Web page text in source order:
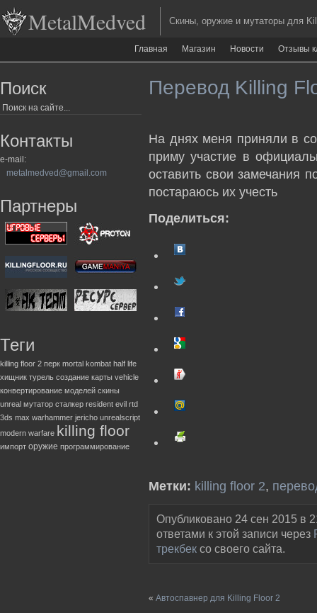
MetalMedved Скины, оружие и мутаторы для
Главная Магазин Новости Отзывы
Поиск
Контакты
e-mail:
metalmedved@gmail.com
Партнеры
Теги
killing floor 2 перк mortal kombat half life
хищник турель создание карты vehicle
конвертирование моделей скины
unreal мутатор сталкер resident evil rtd
3ds max warhammer jericho unrealscript
modern warfare killing floor
импорт оружие программирование
Перевод Killing
На днях меня приняли в
приму участие в
оставить свои замечания
постараюсь их учесть
Поделиться:
Метки: killing floor 2,
Опубликовано 24 сен 2015 в
ответами к этой записи через
трекбек со своего сайта.
« Автоспавнер для Killing Floor 2